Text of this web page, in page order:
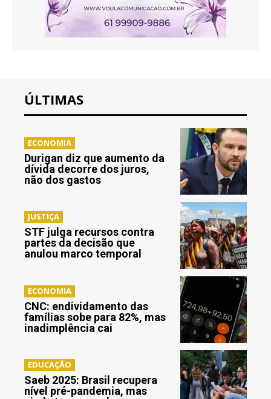
ÚLTIMAS
ECONOMIA
Durigan diz que aumento da
dívida decorre dos juros,
não dos gastos
JUSTIÇA
STF julga recursos contra
partes da decisão que
anulou marco temporal
ECONOMIA
CNC: endividamento das
famílias sobe para 82%, mas
inadimplência cai
EDUCAÇÃO
Saeb 2025: Brasil recupera
nível pré-pandemia, mas